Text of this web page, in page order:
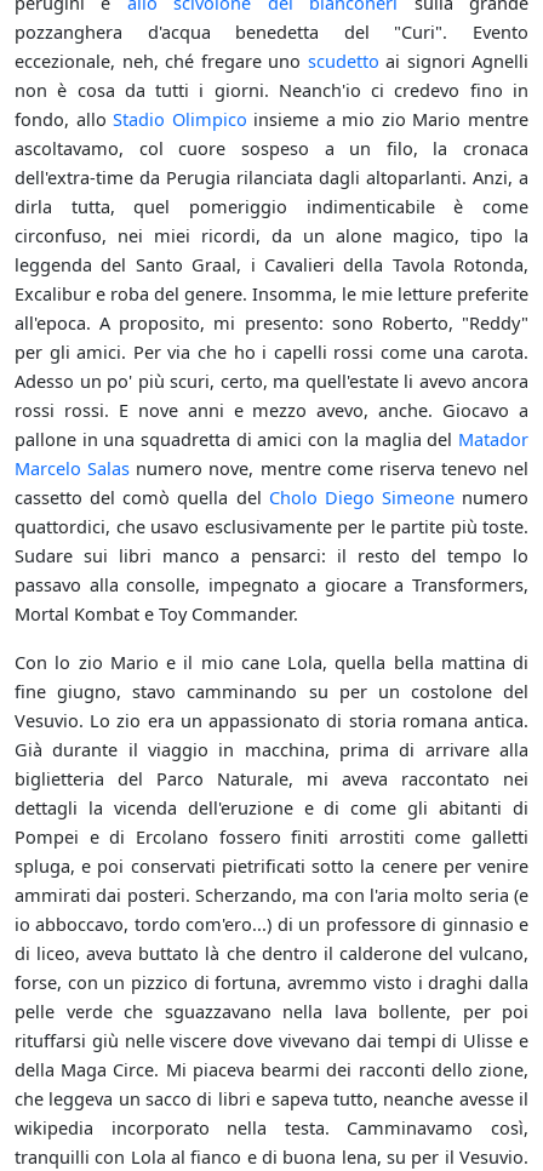
pozzanghera d'acqua benedetta del "Curi". Evento
eccezionale, neh, ché fregare uno scudetto ai signori Agnelli
non è cosa da tutti i giorni. Neanch'io ci credevo fino in
fondo, alloStadio Olimpico insieme a mio zio Mario mentre
ascoltavamo, col cuore sospeso a un filo, la cronaca
dell'extra-time da Perugia rilanciata dagli altoparlanti. Anzi, a
dirla tutta, quel pomeriggio indimenticabile è come
circonfuso, nei miei ricordi, da un alone magico, tipo la
leggenda del Santo Graal, i Cavalieri della Tavola Rotonda,
Excalibur e roba del genere. Insomma, le mie letture preferite
all'epoca. A proposito, mi presento: sono Roberto, "Reddy"
per gli amici. Per via che ho i capelli rossi come una carota.
Adesso un po' più scuri, certo, ma quell'estate li avevo ancora
rossi rossi. E nove anni e mezzo avevo, anche. Giocavo a
pallone in una squadretta di amici con la maglia del Matador
Marcelo Salas numero nove, mentre come riserva tenevo nel
cassetto del comò quella del Cholo Diego Simeonenumero
quattordici, che usavo esclusivamente per le partite più toste.
Sudare sui libri manco a pensarci: il resto del tempo lo
passavo alla consolle, impegnato a giocare a Transformers,
Mortal Kombat e Toy Commander.
Con lo zio Mario e il mio cane Lola, quella bella mattina di
fine giugno, stavo camminando su per un costolone del
Vesuvio. Lo zio era un appassionato di storia romana antica.
Già durante il viaggio in macchina, prima di arrivare alla
biglietteria del Parco Naturale, mi aveva raccontato nei
dettagli la vicenda dell'eruzione e di come gli abitanti di
Pompei e di Ercolano fossero finiti arrostiti come galletti
spluga, e poi conservati pietrificati sotto la cenere per venire
ammirati dai posteri. Scherzando, ma con l'aria molto seria (e
io abboccavo, tordo com'ero...) di un professore di ginnasio e
di liceo, aveva buttato là che dentro il calderone del vulcano,
forse, con un pizzico di fortuna, avremmo visto i draghi dalla
pelle verde che sguazzavano nella lava bollente, per poi
rituffarsi giù nelle viscere dove vivevano dai tempi di Ulisse e
della Maga Circe. Mi piaceva bearmi dei racconti dello zione,
che leggeva un sacco di libri e sapeva tutto, neanche avesse il
wikipedia incorporato nella testa. Camminavamo così,
tranquilli con Lola al fianco e di buona lena, su per il Vesuvio.